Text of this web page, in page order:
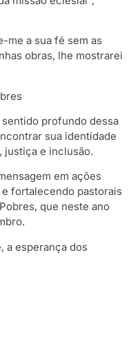
me a sua fé sem as
obras, lhe mostrarei
profundo dessa
sua identidade
justiça e inclusão.
em ações
fortalecendo pastorais
que neste ano
a esperança dos